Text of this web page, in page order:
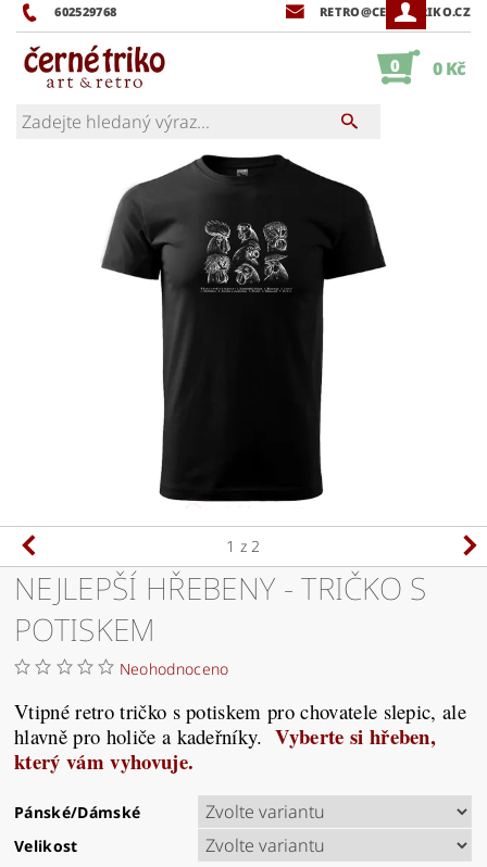
602529768 RETRO@CERNETRIKO.CZ
0 0 Kč
1 z 2
NEJLEPŠÍ HŘEBENY - TRIČKO S
POTISKEM
Neohodnoceno
Vtipné retro tričko s potiskem pro chovatele slepic, ale
hlavně pro holiče a kadeřníky. Vyberte si hřeben,
který vám vyhovuje.
Pánské/Dámské
Velikost